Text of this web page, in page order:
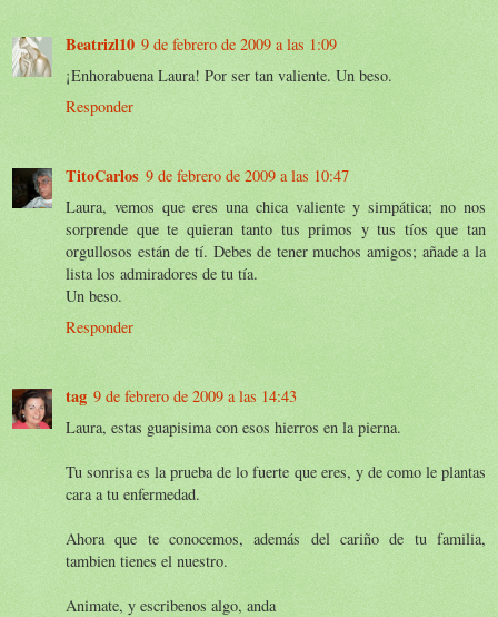
Beatrizl10 9 de febrero de 2009 a las 1:09
¡Enhorabuena Laura! Por ser tan valiente. Un beso.
Responder
TitoCarlos 9 de febrero de 2009 a las 10:47
Laura, vemos que eres una chica valiente y simpática; no nos
sorprende que te quieran tanto tus primos y tus tíos que tan
orgullosos están de tí. Debes de tener muchos amigos; añade a la
lista los admiradores de tu tía.
Un beso.
Responder
tag 9 de febrero de 2009 a las 14:43
Laura, estas guapisima con esos hierros en la pierna.
Tu sonrisa es la prueba de lo fuerte que eres, y de como le plantas
cara a tu enfermedad.
Ahora que te conocemos, además del cariño de tu familia,
tambien tienes el nuestro.
Animate, y escribenos algo, anda